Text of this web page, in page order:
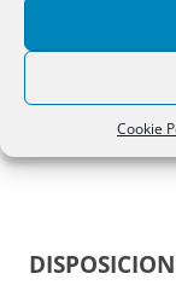
Cookie
parcela, pero no
_ RS 7
en Entidad